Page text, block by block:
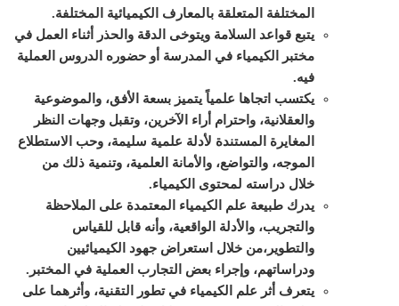
المختلفة المتعلقة بالمعارف الكيميائية المختلفة.
يتبع قواعد السلامة ويتوخى الدقة والحذر أثناء العمل في
مختبر الكيمياء في المدرسة أو حضوره الدروس العملية
فيه.
يكتسب اتجاها علمياً يتميز بسعة الأفق، والموضوعية
والعقلانية، واحترام أراء الآخرين، وتقبل وجهات النظر
المغايرة المستندة لأدلة علمية سليمة، وحب الاستطلاع
الموجه، والتواضع، والأمانة العلمية، وتنمية ذلك من
خلال دراسته لمحتوى الكيمياء.
يدرك طبيعة علم الكيمياء المعتمدة على الملاحظة
والتجريب، والأدلة الواقعية، وأنه قابل للقياس
والتطوير،من خلال استعراض جهود الكيميائيين
ودراساتهم، وإجراء بعض التجارب العملية في المختبر.
يتعرف أثر علم الكيمياء في تطور التقنية، وأثرهما على